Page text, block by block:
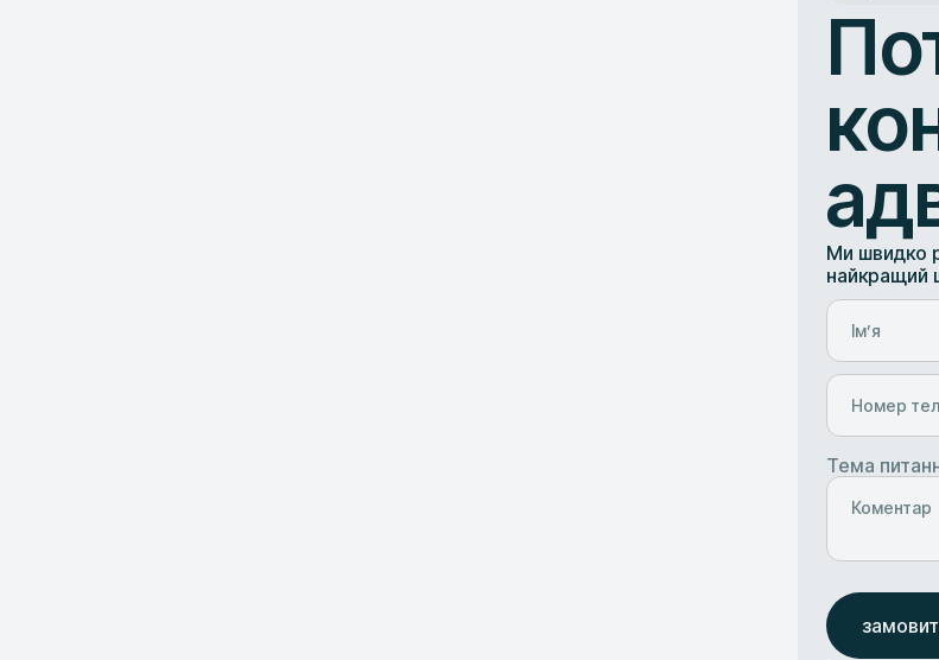
Ми швидко
найкращий
Тема